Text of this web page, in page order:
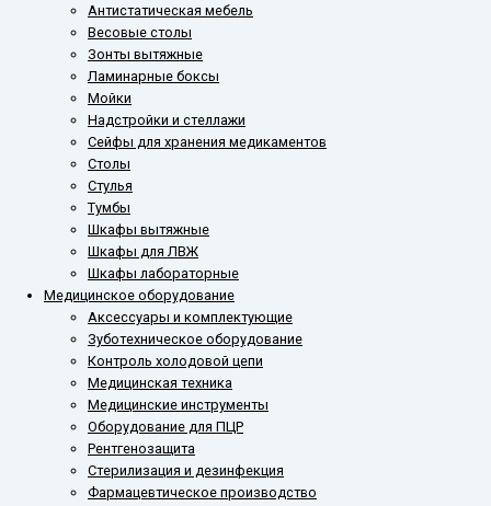
Антистатическая мебель
Весовые столы
Зонты вытяжные
Ламинарные боксы
Мойки
Надстройки и стеллажи
Сейфы для хранения медикаментов
Столы
Стулья
Тумбы
Шкафы вытяжные
Шкафы для ЛВЖ
Шкафы лабораторные
Медицинское оборудование
Аксессуары и комплектующие
Зуботехническое оборудование
Контроль холодовой цепи
Медицинская техника
Медицинские инструменты
Оборудование для ПЦР
Рентгенозащита
Стерилизация и дезинфекция
Фармацевтическое производство